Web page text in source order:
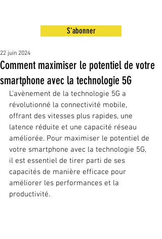
S'abonner
Comment maximiser le potentiel de votre
smartphone avec la technologie 5G
22 juin 2024
L'avènement de la technologie 5G a
révolutionné la connectivité mobile,
offrant des vitesses plus rapides, une
latence réduite et une capacité réseau
améliorée. Pour maximiser le potentiel de
votre smartphone avec la technologie 5G,
il est essentiel de tirer parti de ses
capacités de manière efficace pour
améliorer les performances et la
productivité.